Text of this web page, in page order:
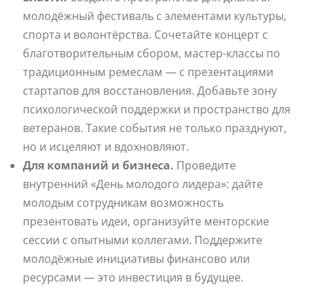
молодёжный фестиваль с элементами культуры,
спорта и волонтёрства. Сочетайте концерт с
благотворительным сбором, мастер-классы по
традиционным ремеслам — с презентациями
стартапов для восстановления. Добавьте зону
психологической поддержки и пространство для
ветеранов. Такие события не только празднуют,
но и исцеляют и вдохновляют.
Для компаний и бизнеса. Проведите
внутренний «День молодого лидера»: дайте
молодым сотрудникам возможность
презентовать идеи, организуйте менторские
сессии с опытными коллегами. Поддержите
молодёжные инициативы финансово или
ресурсами — это инвестиция в будущее.